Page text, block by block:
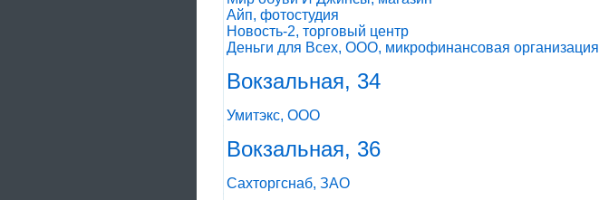
Айп, фотостудия
Новость-2, торговый центр
Деньги для Всех, ООО, микрофинансовая организация
Вокзальная, 34
Умитэкс, ООО
Вокзальная, 36
Сахторгснаб, ЗАО